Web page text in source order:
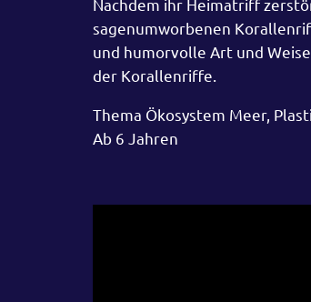
Nachdem ihr Heimatriff
sagenumworbenen
und humorvolle Art und
der Korallenriffe.
Thema Ökosystem Meer,
Ab 6 Jahren